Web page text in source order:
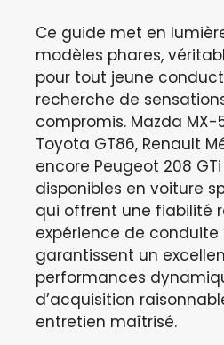
Ce guide met en
modèles phares,
pour tout jeune
recherche de
compromis. Mazda MX-
Toyota GT86, Renault
encore Peugeot 208
disponibles en voiture
qui offrent une fiabilité
expérience de conduite
garantissent un
performances
d’acquisition
entretien maîtrisé.